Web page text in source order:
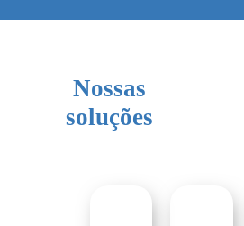
Nossas
soluções